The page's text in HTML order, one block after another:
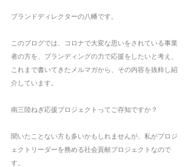
ブランドディレクターの八幡です。
このブログでは、コロナで大変な思いをされている事業
者の方を、ブランディングの力で応援をしたいと考え、
これまで書いてきたメルマガから、その内容を抜粋し紹
介しています。
南三陸ねぎ応援プロジェクトってご存知ですか？
聞いたことない方も多いかもしれませんが、私がプロジ
ェクトリーダーを務める社会貢献プロジェクトなので
す。